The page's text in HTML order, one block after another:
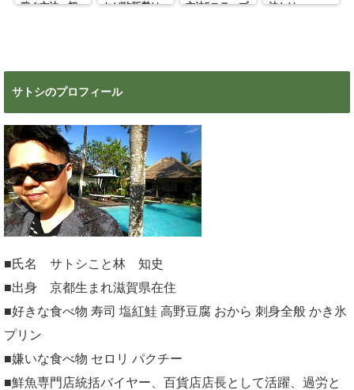
稼ぐ方法 初
れば物販勢は
方法5ステップ
法とは
サトシのプロフィール
■氏名 サトシこと林 知史
■出身 京都生まれ滋賀県在住
■好きな食べ物 寿司 塩紅鮭 高野豆腐 おから 刺身全般 かき氷
プリン
■嫌いな食べ物 セロリ パクチー
■鮮魚専門店統括バイヤー、百貨店店長として活躍、過労と